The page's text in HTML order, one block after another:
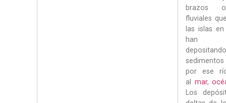
brazos
fluviales
las islas
han
por ese
al mar,
Los